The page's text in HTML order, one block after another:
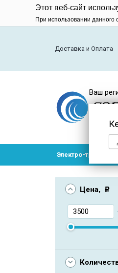
Этот веб-сайт
При использовании данного
Доставка и Оплата
Ваш
Электро-транспорт
Цена , Р